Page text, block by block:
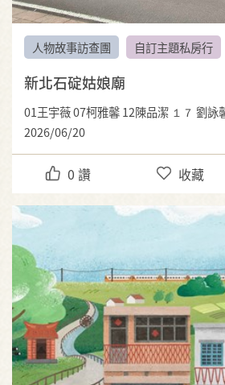
人物故事訪查團 自訂主題私房行
新北石碇姑娘廟
01王宇薇 07柯雅馨 12陳品潔 １７ 劉詠
2026/06/20
0 讚 收藏